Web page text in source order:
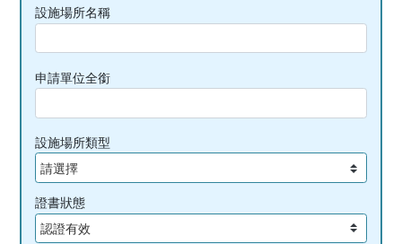
設施場所名稱
申請單位全銜
設施場所類型
證書狀態